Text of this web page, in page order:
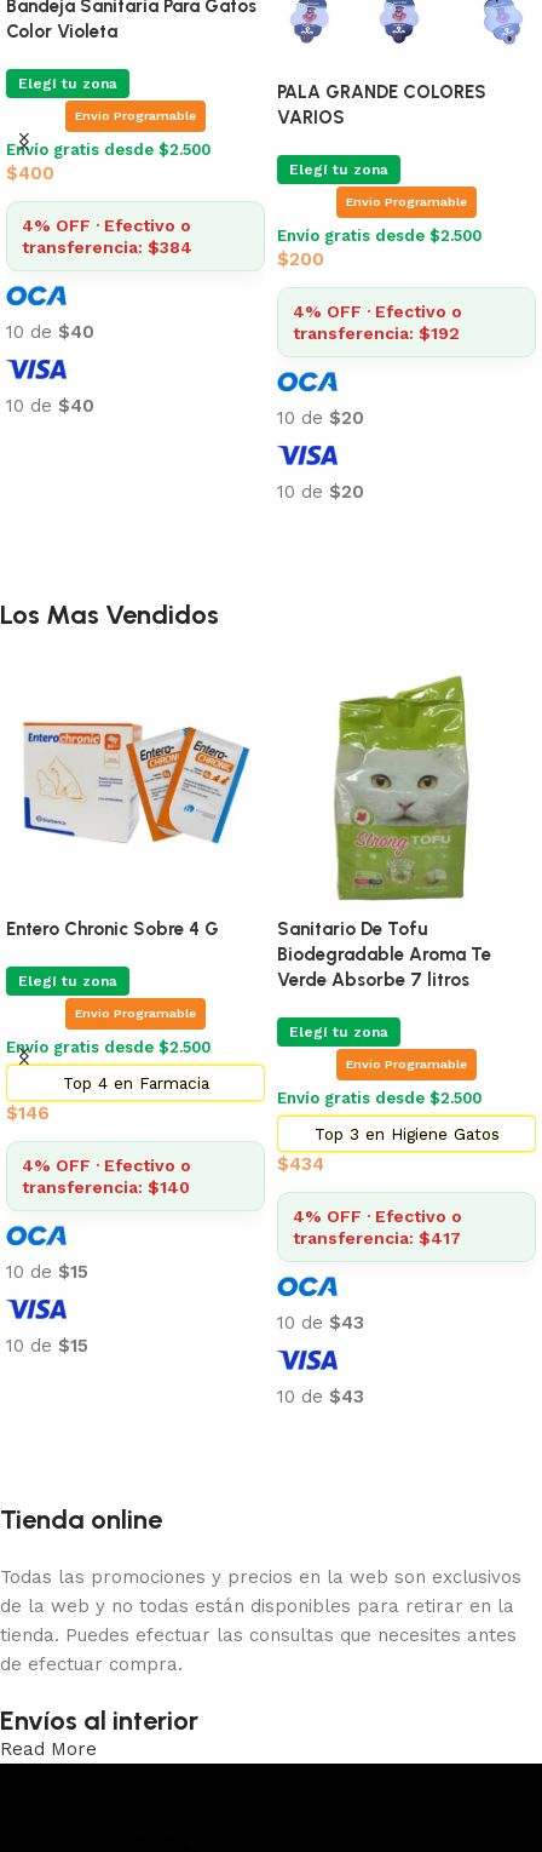
Bandeja Sanitaria Para Gatos
Color Violeta
Elegí tu zona
Envio Programable
Envío gratis desde $2.500
$400
4% OFF · Efectivo o
transferencia: $384
10 de $40
10 de $40
PALA GRANDE COLORES
VARIOS
Elegí tu zona
Envio Programable
Envío gratis desde $2.500
$200
4% OFF · Efectivo o
transferencia: $192
10 de $20
10 de $20
Los Mas Vendidos
Entero Chronic Sobre 4 G
Elegí tu zona
Envio Programable
Envío gratis desde $2.500
Top 4 en Farmacia
$146
4% OFF · Efectivo o
transferencia: $140
10 de $15
10 de $15
Sanitario De Tofu
Biodegradable Aroma Te
Verde Absorbe 7 litros
Elegí tu zona
Envio Programable
Envío gratis desde $2.500
Top 3 en Higiene Gatos
$434
4% OFF · Efectivo o
transferencia: $417
10 de $43
10 de $43
Tienda online
Todas las promociones y precios en la web son exclusivos
de la web y no todas están disponibles para retirar en la
tienda. Puedes efectuar las consultas que necesites antes
de efectuar compra.
Envíos al interior
Read More